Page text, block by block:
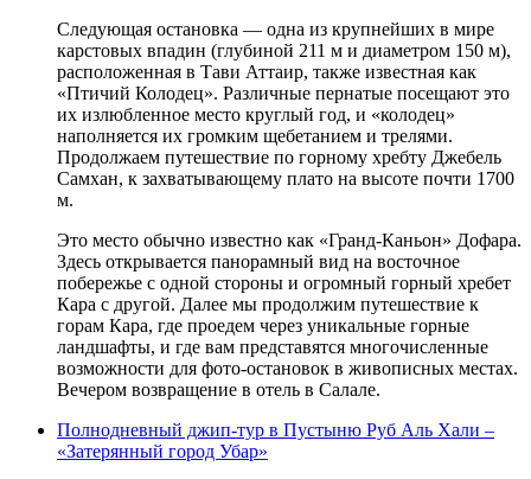
Следующая остановка — одна из крупнейших в мире
карстовых впадин (глубиной 211 м и диаметром 150 м),
расположенная в Тави Аттаир, также известная как
«Птичий Колодец». Различные пернатые посещают это
их излюбленное место круглый год, и «колодец»
наполняется их громким щебетанием и трелями.
Продолжаем путешествие по горному хребту Джебель
Самхан, к захватывающему плато на высоте почти 1700
м.
Это место обычно известно как «Гранд-Каньон» Дофара.
Здесь открывается панорамный вид на восточное
побережье с одной стороны и огромный горный хребет
Кара с другой. Далее мы продолжим путешествие к
горам Кара, где проедем через уникальные горные
ландшафты, и где вам представятся многочисленные
возможности для фото-остановок в живописных местах.
Вечером возвращение в отель в Салале.
Полнодневный джип-тур в Пустыню Руб Аль Хали –
«Затерянный город Убар»